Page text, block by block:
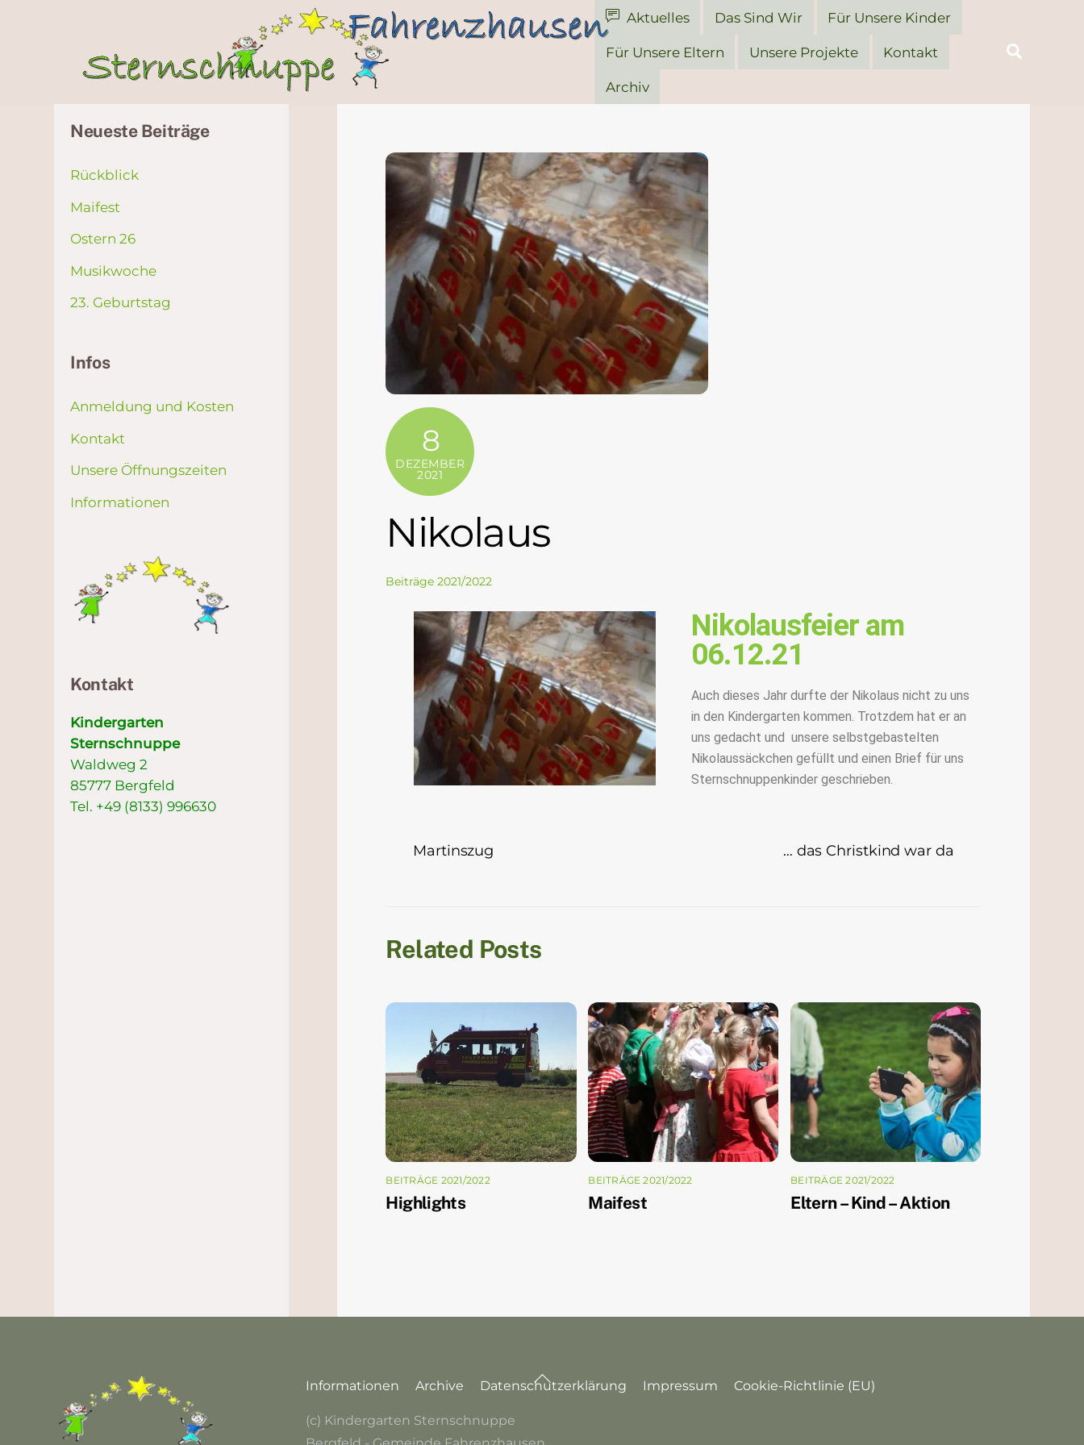
Aktuelles Das Sind Wir Für Unsere Kinder
Für Unsere Eltern Unsere Projekte Kontakt
Archiv
8
DEZEMBER
2021
Nikolaus
Beiträge 2021/2022
Nikolausfeier am
06.12.21
Auch dieses Jahr durfte der Nikolaus nicht zu uns
in den Kindergarten kommen. Trotzdem hat er an
uns gedacht und unsere selbstgebastelten
Nikolaussäckchen gefüllt und einen Brief für uns
Sternschnuppenkinder geschrieben.
Martinszug … das Christkind war da
Related Posts
BEITRÄGE 2021/2022
Highlights
BEITRÄGE 2021/2022
Maifest
BEITRÄGE 2021/2022
Eltern – Kind – Aktion
Neueste Beiträge
Rückblick
Maifest
Ostern 26
Musikwoche
23. Geburtstag
Infos
Anmeldung und Kosten
Kontakt
Unsere Öffnungszeiten
Informationen
Kontakt
Kindergarten
Sternschnuppe
Waldweg 2
85777 Bergfeld
Tel. +49 (8133) 996630
Informationen Archive Datenschutzerklärung Impressum Cookie-Richtlinie (EU)
(c) Kindergarten Sternschnuppe